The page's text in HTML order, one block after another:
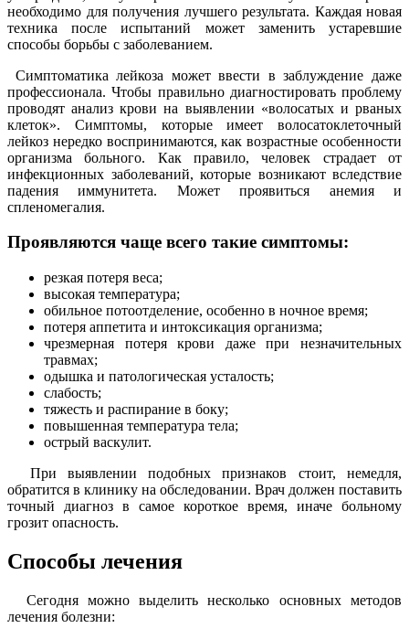
необходимо для получения лучшего результата. Каждая новая
техника после испытаний может заменить устаревшие
способы борьбы с заболеванием.
Симптоматика лейкоза может ввести в заблуждение даже
профессионала. Чтобы правильно диагностировать проблему
проводят анализ крови на выявлении «волосатых и рваных
клеток». Симптомы, которые имеет волосатоклеточный
лейкоз нередко воспринимаются, как возрастные особенности
организма больного. Как правило, человек страдает от
инфекционных заболеваний, которые возникают вследствие
падения иммунитета. Может проявиться анемия и
спленомегалия.
Проявляются чаще всего такие симптомы:
резкая потеря веса;
высокая температура;
обильное потоотделение, особенно в ночное время;
потеря аппетита и интоксикация организма;
чрезмерная потеря крови даже при незначительных
травмах;
одышка и патологическая усталость;
слабость;
тяжесть и распирание в боку;
повышенная температура тела;
острый васкулит.
При выявлении подобных признаков стоит, немедля,
обратится в клинику на обследовании. Врач должен поставить
точный диагноз в самое короткое время, иначе больному
грозит опасность.
Способы лечения
Сегодня можно выделить несколько основных методов
лечения болезни: